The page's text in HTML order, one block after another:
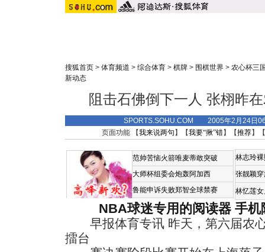
搜狐首页 > 体育频道 > 综合体育 > 棋牌 > 围棋世界 > 农心杯三
新动态
阻击石佛倒下一人 张栩昨
SPORTS.SOHU.COM 2005年2月24日
页面功能 【我来说两句 】【我要“揪”错】【推荐】
范帅苦恼火箭唯麦蒂敢突破
大师杯组委会炮轰阿加西
鲁能申诉失败郑智全球禁赛
林志玲
张靓颖
林忆莲
NBA球迷专用的阅读器 手机
早报体育专讯 昨天，第六届农
擂台